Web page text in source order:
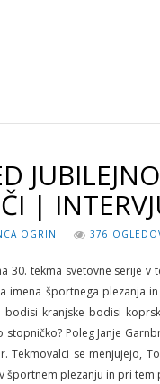
|
OGRIN 376
30. tekma svetovne serije
imena športnega plezanja
bodisi kranjske bodisi
stopničko? Poleg Janje
Tekmovalci se menjujejo,
športnem plezanju in pri tem